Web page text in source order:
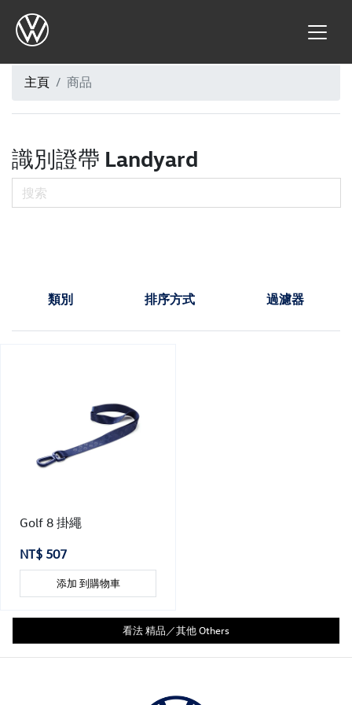
主頁 商品
識別證帶 Landyard
類別 排序方式 過濾器
Golf 8 掛繩
NT$ 507
添加 到購物車
看法 精品／其他 Others